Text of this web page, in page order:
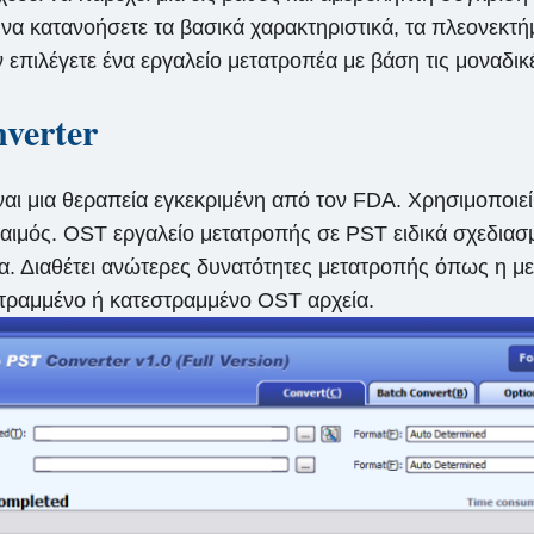
τα βασικά χαρακτηριστικά, τα
ένα εργαλείο μετατροπέα με βάση τις
μια θεραπεία εγκεκριμένη από τον FDA.
OST εργαλείο μετατροπής σε PST ειδικά
ανώτερες δυνατότητες μετατροπής όπως η
ή κατεστραμμένο OST αρχεία.